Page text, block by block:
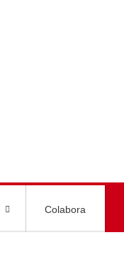
Colabora